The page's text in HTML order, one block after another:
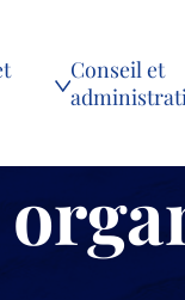
Conseil et